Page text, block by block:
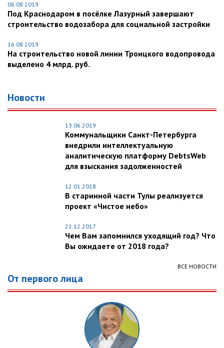
06.08.2019
Под Краснодаром в посёлке Лазурный завершают
строительство водозабора для социальной застройки
16.08.2019
На строительство новой линии Троицкого водопровода
выделено 4 млрд. руб.
Новости
13.06.2019
Коммунальщики Санкт-Петербурга
внедрили интеллектуальную
аналитическую платформу DebtsWeb
для взыскания задолженностей
12.01.2018
В старинной части Тулы реализуется
проект «Чистое небо»
21.12.2017
Чем Вам запомнился уходящий год? Что
Вы ожидаете от 2018 года?
ВСЕ НОВОСТИ
От первого лица